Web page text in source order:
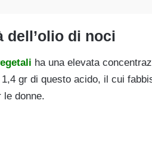
dell’olio di noci
ha una elevata
gr di questo acido, il cui
le donne.